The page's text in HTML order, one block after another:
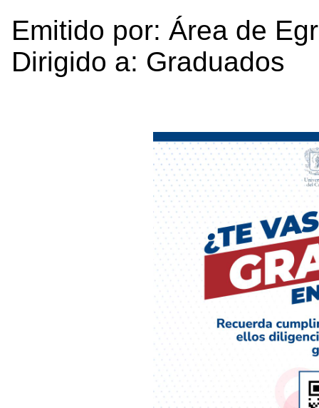
Emitido por: Área de
Dirigido a: Graduados